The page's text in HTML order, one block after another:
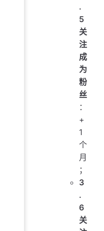
.
5
关
注
成
为
粉
丝
：
+
1
个
月
；
3
.
6
关